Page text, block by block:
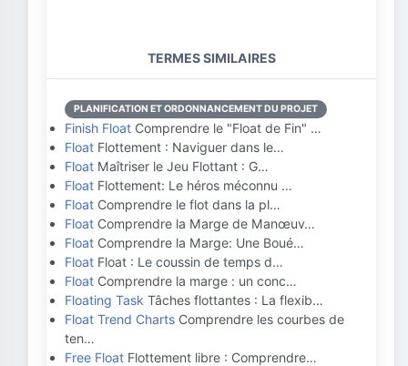
TERMES SIMILAIRES
PLANIFICATION ET ORDONNANCEMENT DU PROJET
Finish Float Comprendre le "Float de Fin" …
Float Flottement : Naviguer dans le…
Float Maîtriser le Jeu Flottant : G…
Float Flottement: Le héros méconnu …
Float Comprendre le flot dans la pl…
Float Comprendre la Marge de Manœuv…
Float Comprendre la Marge: Une Boué…
Float Float : Le coussin de temps d…
Float Comprendre la marge : un conc…
Floating Task Tâches flottantes : La flexib…
Float Trend Charts Comprendre les courbes de
ten…
Free Float Flottement libre : Comprendre…